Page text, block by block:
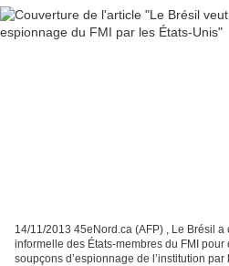
14/11/2013 45eNord.ca (AFP) , Le Brésil
informelle des États-membres du FMI
soupçons d’espionnage de l’institution par